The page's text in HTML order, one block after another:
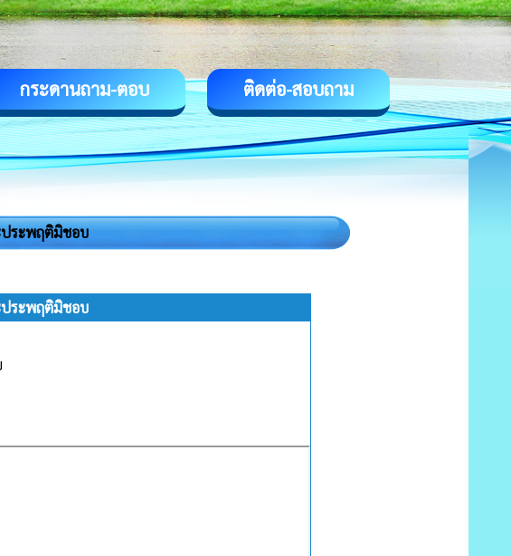
กระดานถาม-ตอบ ติดต่อ-สอบถาม
ประพฤติมิชอบ
ประพฤติมิชอบ